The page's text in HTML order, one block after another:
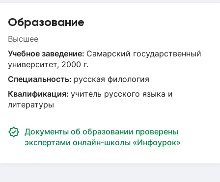
Образование
Высшее
Учебное заведение: Самарский государственный
университет, 2000 г.
Специальность: русская филология
Квалификация: учитель русского языка и
литературы
Документы об образовании проверены
экспертами онлайн-школы «Инфоурок»